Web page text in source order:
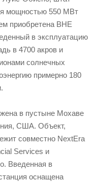
мощностью 550 МВт
приобретена BHE
в эксплуатацию
в 4700 акров и
солнечных
примерно 180
в пустыне Мохаве
США. Объект,
совместно NextEra
Services и
Введенная в
оснащена